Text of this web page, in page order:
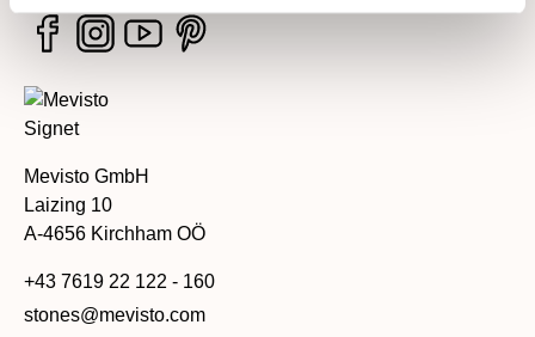
Mevisto GmbH
Laizing 10
A-4656 Kirchham OÖ
+43 7619 22 122 - 160
stones@mevisto.com